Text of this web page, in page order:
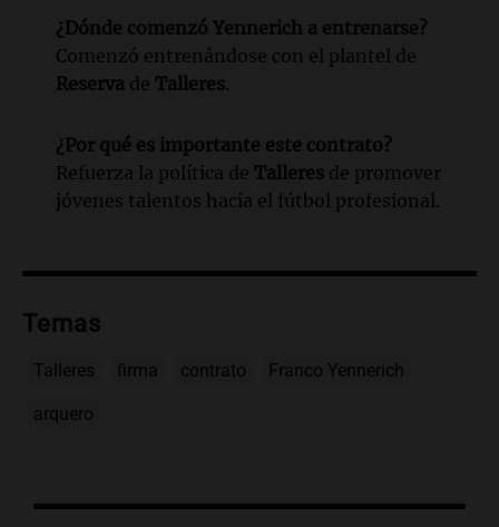
¿Dónde comenzó Yennerich a entrenarse?
Comenzó entrenándose con el plantel de
Reserva de Talleres.
¿Por qué es importante este contrato?
Refuerza la política de Talleres de promover
jóvenes talentos hacia el fútbol profesional.
Temas
Talleres firma contrato Franco Yennerich
arquero